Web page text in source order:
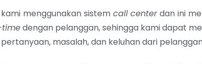
menggunakan sistem call centerdan ini
dengan pelanggan, sehingga kami dapat
masalah, dan keluhan dari